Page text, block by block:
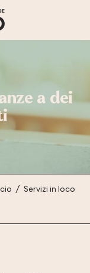
a dei
Servizi in loco